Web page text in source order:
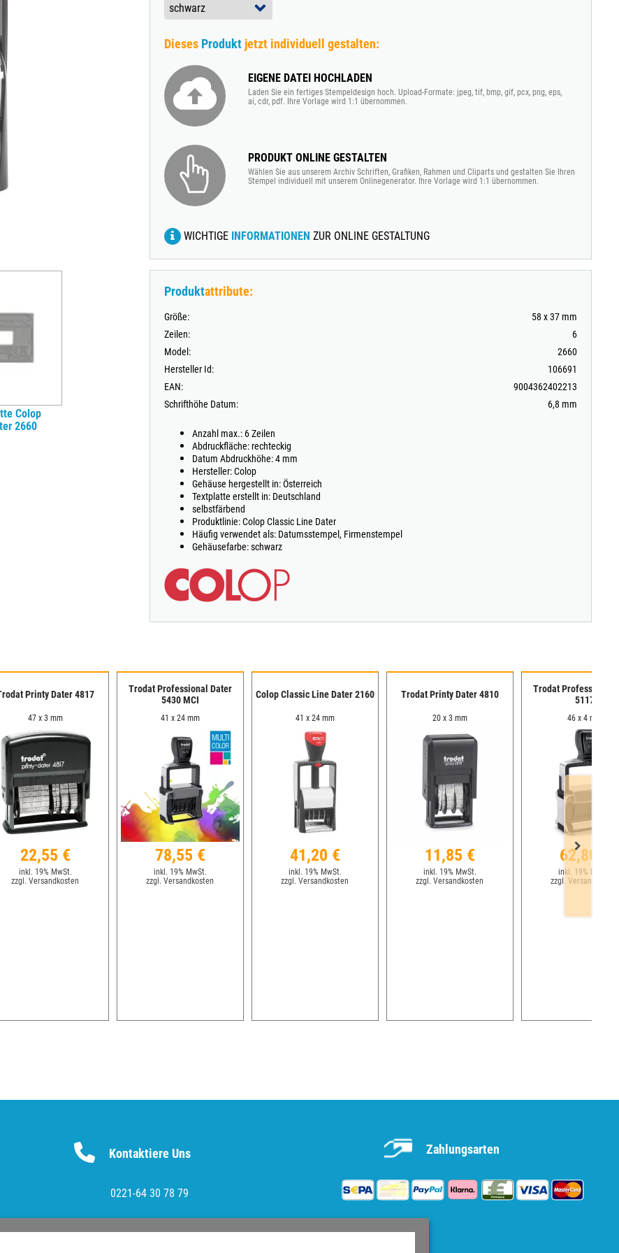
TRODAT® CREATIVE MINI STEMPEL + KISSEN SET
Colop
2660
Dieses Produkt jetzt individuell gestalten:
EIGENE DATEI HOCHLADEN
Laden Sie ein fertiges Stempeldesign hoch. Upload-Formate: jpeg, tif, bmp, gif, pcx, png, eps,
ai, cdr, pdf. Ihre Vorlage wird 1:1 übernommen.
PRODUKT ONLINE GESTALTEN
Wählen Sie aus unserem Archiv Schriften, Grafiken, Rahmen und Cliparts und gestalten Sie Ihren
Stempel individuell mit unserem Onlinegenerator. Ihre Vorlage wird 1:1 übernommen.
WICHTIGE INFORMATIONEN ZUR ONLINE GESTALTUNG
Produktattribute:
Größe:
58 x 37 mm
Zeilen:
6
Model:
2660
Hersteller Id:
106691
EAN:
9004362402213
Schrifthöhe Datum:
6,8 mm
Anzahl max.: 6 Zeilen
Abdruckfläche: rechteckig
Datum Abdruckhöhe: 4 mm
Hersteller: Colop
Gehäuse hergestellt in: Österreich
Textplatte erstellt in: Deutschland
selbstfärbend
Produktlinie: Colop Classic Line Dater
Häufig verwendet als: Datumsstempel, Firmenstempel
Gehäusefarbe: schwarz
Printy Dater 4817
47 x 3 mm
22,55 €
inkl. 19% MwSt.
zzgl. Versandkosten
Trodat Professional Dater
5430 MCI
41 x 24 mm
78,55 €
inkl. 19% MwSt.
zzgl. Versandkosten
Colop Classic Line Dater 2160
41 x 24 mm
41,20 €
inkl. 19% MwSt.
zzgl. Versandkosten
Trodat Printy Dater 4810
20 x 3 mm
11,85 €
inkl. 19% MwSt.
zzgl. Versandkosten
Trodat Professional
5117
46 x 4 mm
62,80 €
inkl. 19% MwSt.
zzgl. Versandkosten
Kontaktiere Uns
0221-64 30 78 79
Zahlungsarten